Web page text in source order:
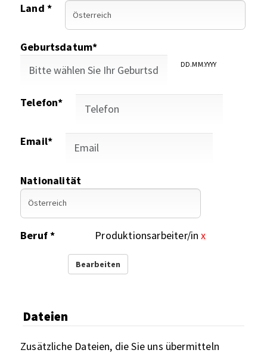
Land *
Geburtsdatum*
DD.MM.YYYY
Telefon*
Email*
Nationalität
Beruf * Produktionsarbeiter/in x
Bearbeiten
Dateien
Zusätzliche Dateien, die Sie uns übermitteln